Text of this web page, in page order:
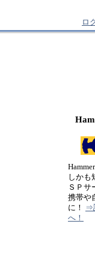
ロ
しかも
ＳＰサ
携帯や
に！ ⇒
へ！